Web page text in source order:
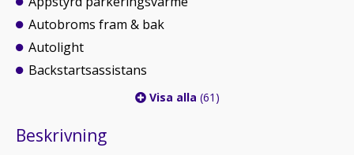
Autobroms fram & bak
Autolight
Backstartsassistans
Visa alla (61)
Beskrivning